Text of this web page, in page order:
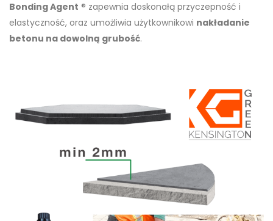
Bonding Agent ® zapewnia doskonałą przyczepność i
elastyczność, oraz umożliwia użytkownikowi nakładanie
betonu na dowolną grubość.